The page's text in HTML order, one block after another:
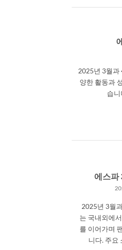
2025년 3월과
양한 활동과
습니
에스파
2025년 3월
는 국내외에
를 이어가며
니다. 주요